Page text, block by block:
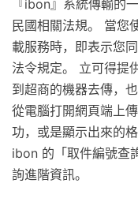
『ibon』系統傳輸的
民國相關法規。 當您
載服務時，即表示您
法令規定。 立可得提
到超商的機器去傳，
從電腦打開網頁端上
功，或是顯示出來的
ibon 的「取件編號查
詢進階資訊。